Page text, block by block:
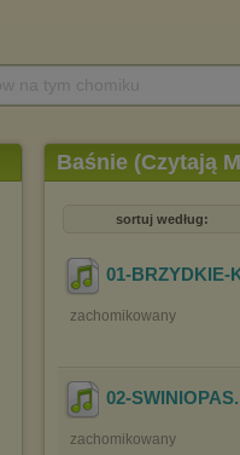
Baśnie (Czytają
sortuj według:
01-BRZYDKIE-
zachomikowany
02-SWINIOPAS
zachomikowany